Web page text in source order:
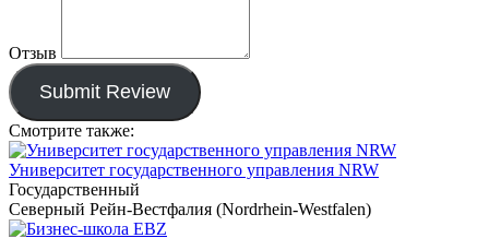
Отзыв
Submit Review
Смотрите также:
Университет государственного управления NRW
Государственный
Северный Рейн-Вестфалия (Nordrhein-Westfalen)